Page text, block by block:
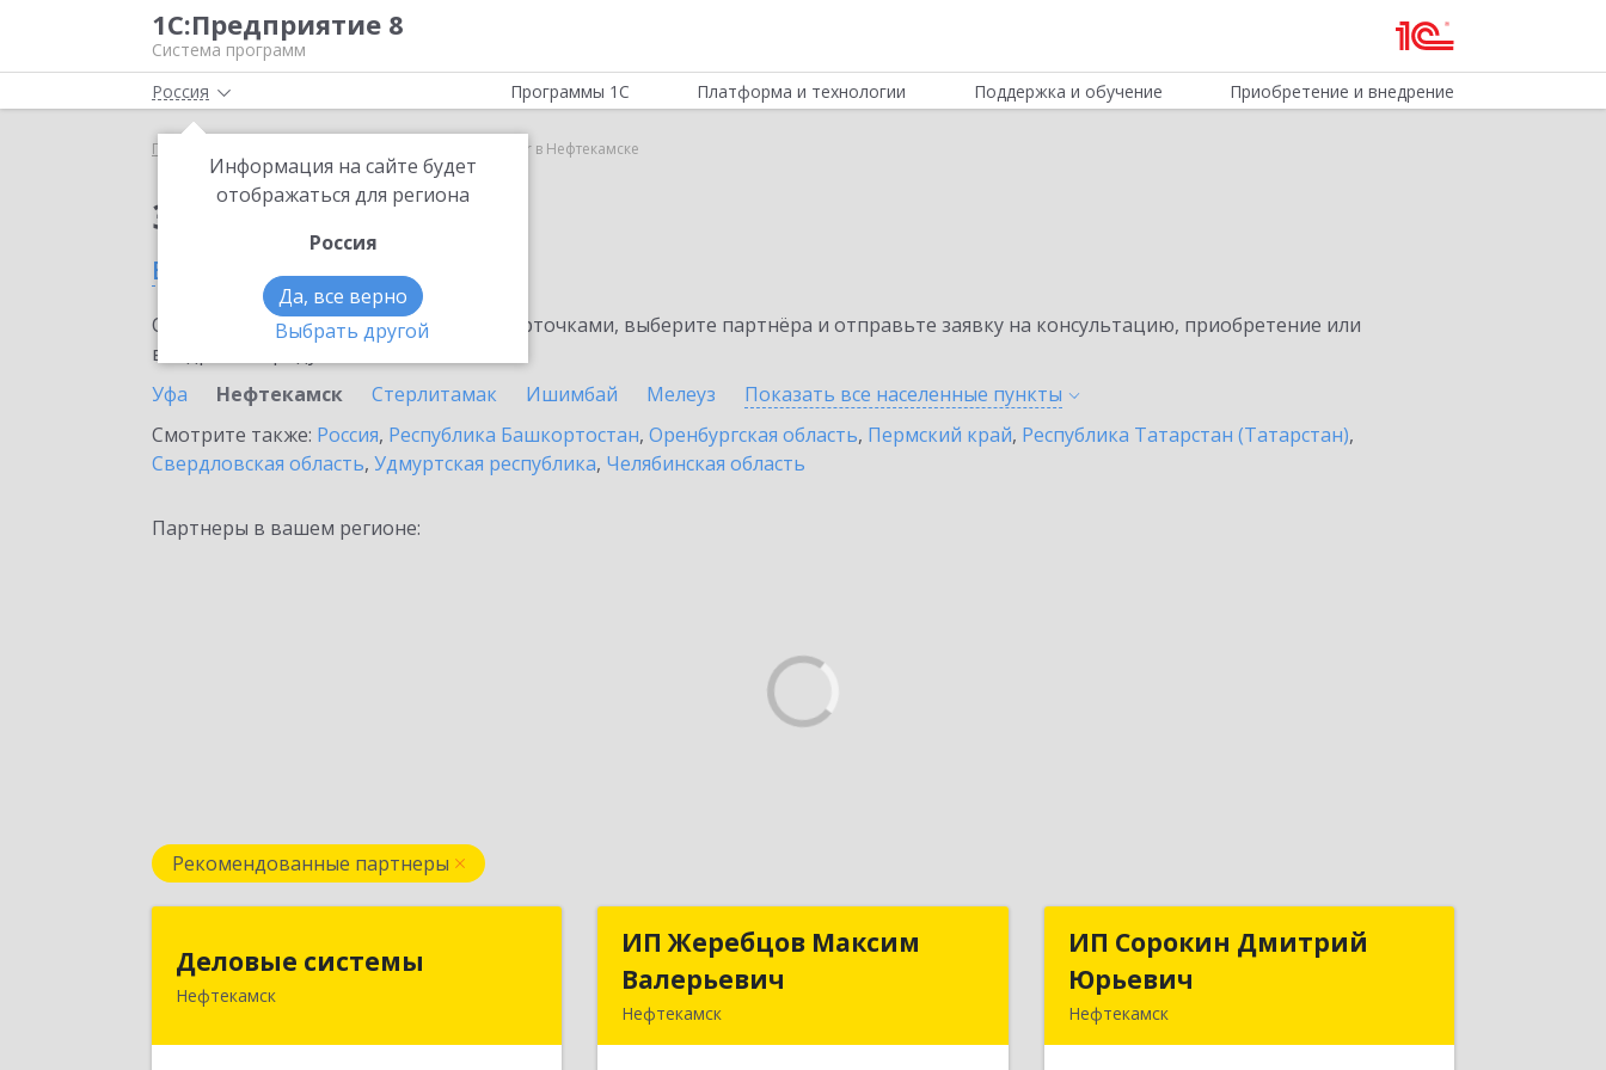
1С:Предприятие 8
Система программ
Россия
Информация на сайте будет
отображаться для региона
Россия
Да, все верно
Выбрать другой
Программы 1С Платформа и технологии Поддержка и обучение Приобретение и внедрение
Главная SellMonitor в Нефтекамске
Заказать SellMonitor
в Нефтекамске
Ознакомьтесь с информационными карточками, выберите партнёра и отправьте заявку на консультацию, приобретение или
внедрение продукта.
Уфа
Нефтекамск Стерлитамак Ишимбай Мелеуз Показать все населенные пункты
Смотрите также: Россия, Республика Башкортостан, Оренбургская область, Пермский край, Республика Татарстан (Татарстан),
Свердловская область, Удмуртская республика, Челябинская область
Партнеры в вашем регионе:
Рекомендованные партнеры
Деловые системы
Нефтекамск452689, Башкортостан Респ,
ИП Жеребцов Максим
Валерьевич
Нефтекамск
ИП Жеребцов Максим
ИП Сорокин Дмитрий
Юрьевич
Нефтекамск
ИП Сорокин Дмитрий